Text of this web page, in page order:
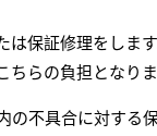
保証修理をします
らの負担となりま
の不具合に対する